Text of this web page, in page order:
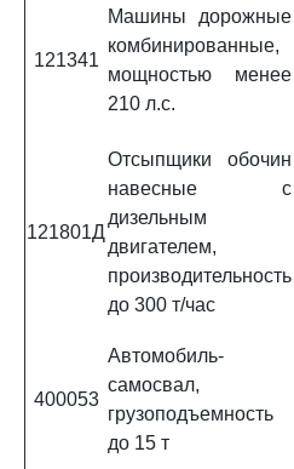
121341
Машины дорожные
комбинированные,
мощностью менее
210 л.с.
121801Д
Отсыпщики обочин
навесные с
дизельным
двигателем,
производительность
до 300 т/час
400053
Автомобиль-
самосвал,
грузоподъемность
до 15 т